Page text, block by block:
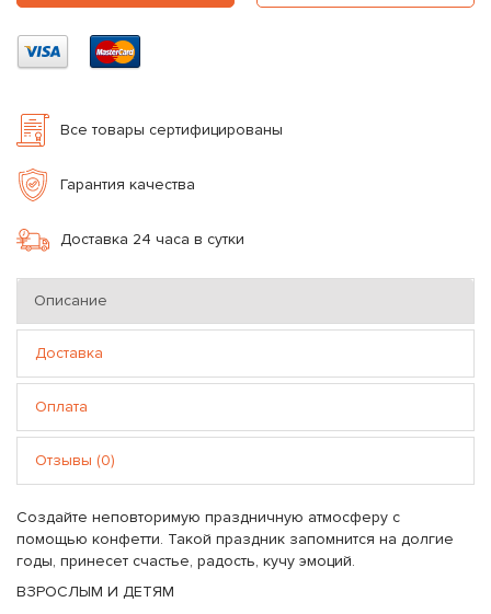
Все товары сертифицированы
Гарантия качества
Доставка 24 часа в сутки
Описание
Доставка
Оплата
Отзывы (0)
Создайте неповторимую праздничную атмосферу с
помощью конфетти. Такой праздник запомнится на долгие
годы, принесет счастье, радость, кучу эмоций.
ВЗРОСЛЫМ И ДЕТЯМ